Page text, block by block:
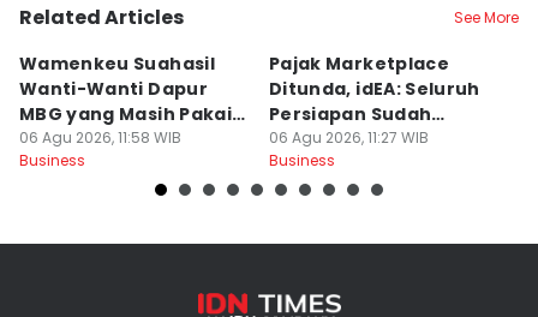
Related Articles See More
Wamenkeu Suahasil
Wanti-Wanti Dapur
MBG yang Masih Pakai
LPG Subsidi
06 Agu 2026, 11:58 WIB
Business
Pajak Marketplace
Ditunda, idEA: Seluruh
Persiapan Sudah
Rampung
06 Agu 2026, 11:27 WIB
Business